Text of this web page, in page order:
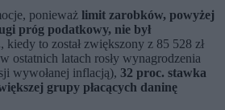
ponieważ limit zarobków, powyżej
próg podatkowy, nie był
, kiedy to został zwiększony z 85 528 zł
ostatnich latach rosły wynagrodzenia
wywołanej inflacją), 32 proc. stawka
grupy płacących daninę